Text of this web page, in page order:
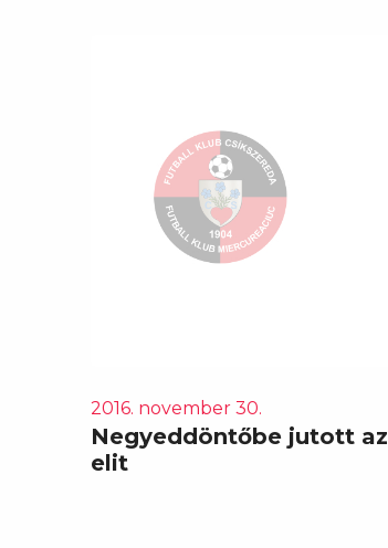
2016. november 30.
Negyeddöntőbe jutott az
elit